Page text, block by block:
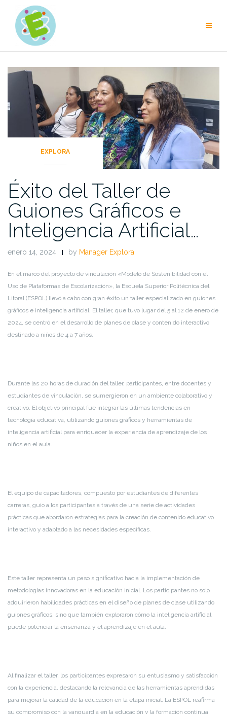
EXPLORA
Éxito del Taller de
Guiones Gráficos e
Inteligencia Artificial…
enero 14, 2024 by Manager Explora
En el marco del proyecto de vinculación «Modelo de Sostenibilidad con el
Uso de Plataformas de Escolarización», la Escuela Superior Politécnica del
Litoral (ESPOL) llevó a cabo con gran éxito un taller especializado en guiones
gráficos e inteligencia artificial. El taller, que tuvo lugar del 5 al 12 de enero de
2024, se centró en el desarrollo de planes de clase y contenido interactivo
destinado a niños de 4 a 7 años.
Durante las 20 horas de duración del taller, participantes, entre docentes y
estudiantes de vinculación, se sumergieron en un ambiente colaborativo y
creativo. El objetivo principal fue integrar las últimas tendencias en
tecnología educativa, utilizando guiones gráficos y herramientas de
inteligencia artificial para enriquecer la experiencia de aprendizaje de los
niños en el aula.
El equipo de capacitadores, compuesto por estudiantes de diferentes
carreras, guio a los participantes a través de una serie de actividades
prácticas que abordaron estrategias para la creación de contenido educativo
interactivo y adaptado a las necesidades específicas.
Este taller representa un paso significativo hacia la implementación de
metodologías innovadoras en la educación inicial. Los participantes no solo
adquirieron habilidades prácticas en el diseño de planes de clase utilizando
guiones gráficos, sino que también exploraron cómo la inteligencia artificial
puede potenciar la enseñanza y el aprendizaje en el aula.
Al finalizar el taller, los participantes expresaron su entusiasmo y satisfacción
con la experiencia, destacando la relevancia de las herramientas aprendidas
para mejorar la calidad de la educación en la etapa inicial. La ESPOL reafirma
su compromiso con la vanguardia en la educación y la formación continua,